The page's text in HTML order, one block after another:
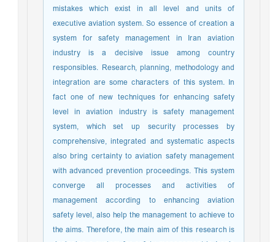
mistakes which exist in all level and units of
executive aviation system. So essence of creation a
system for safety management in Iran aviation
industry is a decisive issue among country
responsibles. Research, planning, methodology and
integration are some characters of this system. In
fact one of new techniques for enhancing safety
level in aviation industry is safety management
system, which set up security processes by
comprehensive, integrated and systematic aspects
also bring certainty to aviation safety management
with advanced prevention proceedings. This system
converge all processes and activities of
management according to enhancing aviation
safety level, also help the management to achieve to
the aims. Therefore, the main aim of this research is